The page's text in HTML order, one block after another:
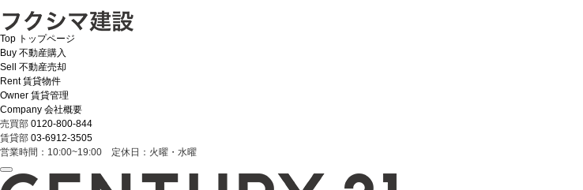
Top トップページ
Buy 不動産購入
Sell
不動産売却
Rent 賃貸物件
Owner 賃貸管理
Company 会社概要
売買部 0120-800-844
賃貸部 03-6912-3505
営業時間：10:00~19:00 定休日：火曜・水曜